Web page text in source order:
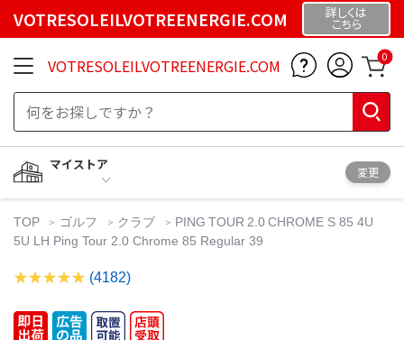
VOTRESOLEILVOTREENERGIE.COM 詳しくは
こちら
VOTRESOLEILVOTREENERGIE.COM 0
マイストア
変更
TOP ゴルフ クラブ
PING TOUR 2.0 CHROME S 85 4U
5U LH Ping Tour 2.0 Chrome 85 Regular 39
(4182)